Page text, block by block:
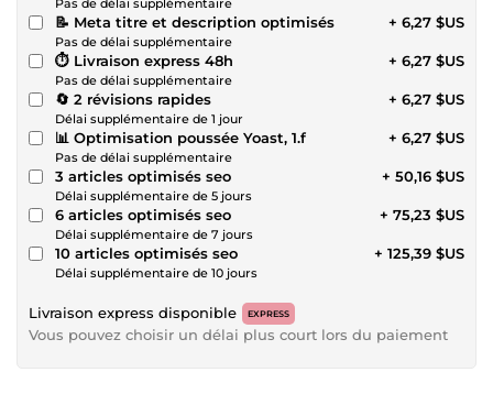
Pas de délai supplémentaire
📝 Meta titre et description optimisés
Pas de délai supplémentaire
+ 6,27 $US
⏱️ Livraison express 48h
Pas de délai supplémentaire
+ 6,27 $US
🔄 2 révisions rapides
Délai supplémentaire de 1 jour
+ 6,27 $US
📊 Optimisation poussée Yoast, 1.f
Pas de délai supplémentaire
+ 6,27 $US
3 articles optimisés seo
Délai supplémentaire de 5 jours
+ 50,16 $US
6 articles optimisés seo
Délai supplémentaire de 7 jours
+ 75,23 $US
10 articles optimisés seo
Délai supplémentaire de 10 jours
+ 125,39 $US
Livraison express disponible EXPRESS
Vous pouvez choisir un délai plus court lors du paiement